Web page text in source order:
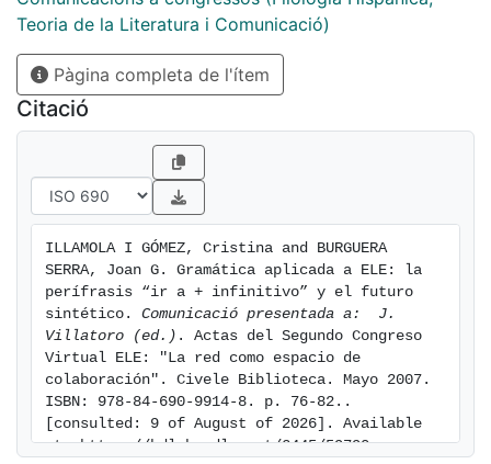
la explicación de estos contenidos gramaticales.
Teoria de la Literatura i Comunicació)
Pàgina completa de l'ítem
Citació
ILLAMOLA I GÓMEZ, Cristina and BURGUERA
SERRA, Joan G. Gramática aplicada a ELE: la
perífrasis “ir a + infinitivo” y el futuro
sintético. Comunicació presentada a:  J.
Villatoro (ed.) . Actas del Segundo Congreso
Virtual ELE: "La red como espacio de
colaboración". Civele Biblioteca. Mayo 2007.
ISBN: 978-84-690-9914-8. p. 76-82..
[consulted: 9 of August of 2026]. Available
at: https://hdl.handle.net/2445/59790